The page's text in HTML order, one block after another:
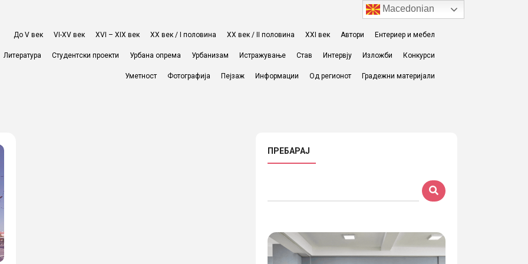
До V век VI-XV век XVI – XIX век ХХ век / I половина ХХ век / II половина XXI век Автори Ентериер и мебел
Литература Студентски проекти Урбана опрема Урбанизам Истражување Став Интервју Изложби Конкурси
Уметност Фотографија Пејзаж Информации Од регионот Градежни материјали
ПРЕБАРАЈ
Macedonian